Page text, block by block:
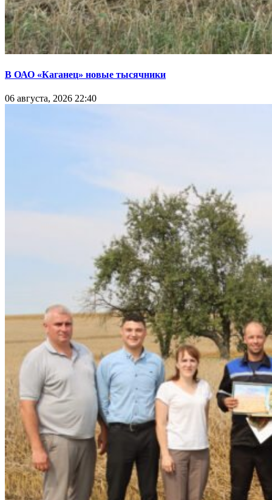
В ОАО «Каганец» новые тысячники
06 августа, 2026 22:40